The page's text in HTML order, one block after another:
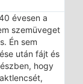
évesen a
szemüveget
Én sem
után fájt és
hogy